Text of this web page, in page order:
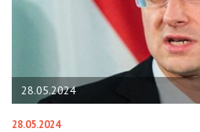
28.05.2024
28.05.2024